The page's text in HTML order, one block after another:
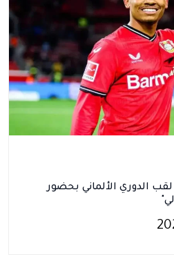
الدوري الألماني بحضور